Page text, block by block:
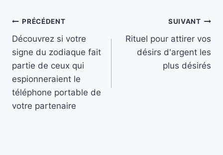
Navigation
de
l’article
PRÉCÉDENT
Découvrez si votre
signe du zodiaque fait
partie de ceux qui
espionneraient le
téléphone portable de
votre partenaire
SUIVANT
Rituel pour attirer vos
désirs d'argent les
plus désirés